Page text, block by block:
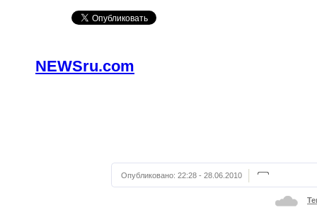
NEWSru.com
Опубликовано: 22:28 - 28.06.2010